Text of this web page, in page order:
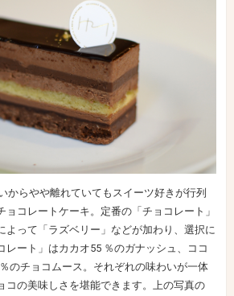
からやや離れていてもスイーツ好きが行列
ョコレートケーキ。定番の「チョコレート」
よって「ラズベリー」などが加わり、選択に
レート」はカカオ55 ％のガナッシュ、ココ
のチョコムース。それぞれの味わいが一体
コの美味しさを堪能できます。上の写真の